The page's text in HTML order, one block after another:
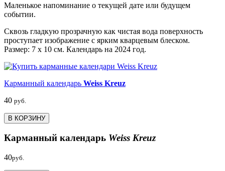
Маленькое напоминание о текущей дате или будущем
событии.
Сквозь гладкую прозрачную как чистая вода поверхность
проступает изображение с ярким кварцевым блеском.
Размер: 7 х 10 см. Календарь на 2024 год.
Карманный календарь Weiss Kreuz
40 руб.
В КОРЗИНУ
Карманный календарь Weiss Kreuz
40руб.